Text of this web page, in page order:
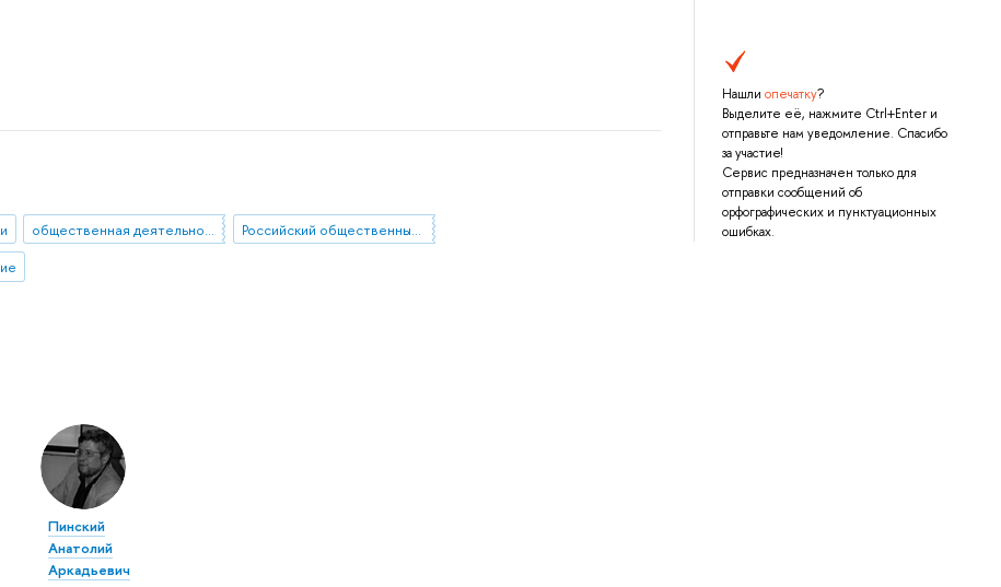
Нашли опечатку?
Выделите её, нажмите Ctrl+Enter и
отправьте нам уведомление. Спасибо
за участие!
Сервис предназначен только для
отправки сообщений об
орфографических и пунктуационных
ошибках.
Пинский
Анатолий
Аркадьевич